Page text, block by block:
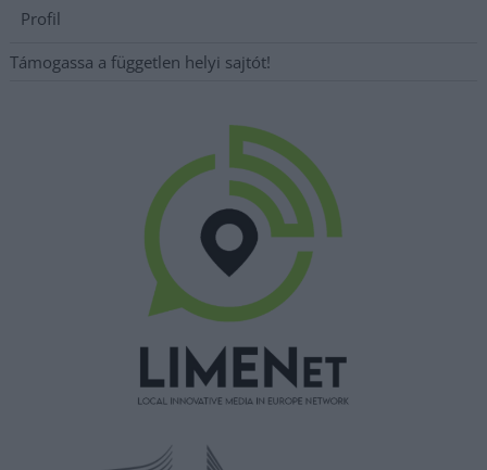
Profil
Támogassa a független helyi sajtót!